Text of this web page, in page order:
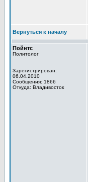
Вернуться к началу
Пойнтс
Политолог
Зарегистрирован:
06.04.2010
Сообщения: 1866
Откуда: Владивосток